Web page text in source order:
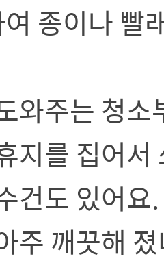
종이나 빨
와주는 청소
지를 집어
건도 있어
주 깨끗해